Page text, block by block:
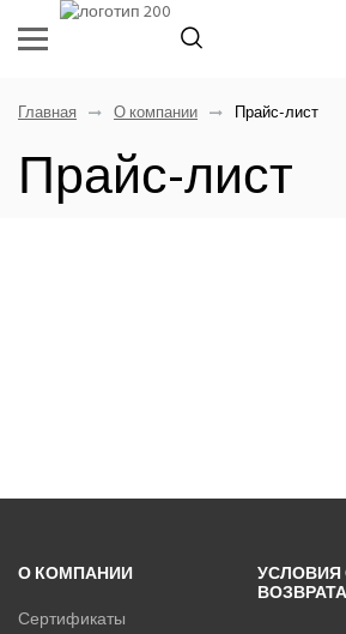
Главная О компании Прайс-лист
Прайс-лист
О КОМПАНИИ
Сертификаты
ВОЗВРАТА